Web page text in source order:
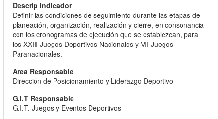
Definir las condiciones de seguimiento durante las etapas de
planeación, organización, realización y cierre, en consonancia
con los cronogramas de ejecución que se establezcan, para
los XXIII Juegos Deportivos Nacionales y VII Juegos
Paranacionales.
Dirección de Posicionamiento y Liderazgo Deportivo
G.I.T. Juegos y Eventos Deportivos